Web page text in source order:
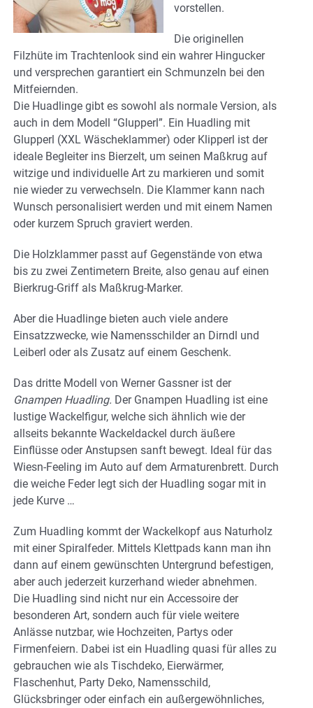
vorstellen.
Die originellen
Filzhüte im Trachtenlook sind ein wahrer Hingucker
und versprechen garantiert ein Schmunzeln bei den
Mitfeiernden.
Die Huadlinge gibt es sowohl als normale Version, als
auch in dem Modell “Glupperl”. Ein Huadling mit
Glupperl (XXL Wäscheklammer) oder Klipperl ist der
ideale Begleiter ins Bierzelt, um seinen Maßkrug auf
witzige und individuelle Art zu markieren und somit
nie wieder zu verwechseln. Die Klammer kann nach
Wunsch personalisiert werden und mit einem Namen
oder kurzem Spruch graviert werden.
Die Holzklammer passt auf Gegenstände von etwa
bis zu zwei Zentimetern Breite, also genau auf einen
Bierkrug-Griff als Maßkrug-Marker.
Aber die Huadlinge bieten auch viele andere
Einsatzzwecke, wie Namensschilder an Dirndl und
Leiberl oder als Zusatz auf einem Geschenk.
Das dritte Modell von Werner Gassner ist der
Gnampen Huadling. Der Gnampen Huadling ist eine
lustige Wackelfigur, welche sich ähnlich wie der
allseits bekannte Wackeldackel durch äußere
Einflüsse oder Anstupsen sanft bewegt. Ideal für das
Wiesn-Feeling im Auto auf dem Armaturenbrett. Durch
die weiche Feder legt sich der Huadling sogar mit in
jede Kurve …
Zum Huadling kommt der Wackelkopf aus Naturholz
mit einer Spiralfeder. Mittels Klettpads kann man ihn
dann auf einem gewünschten Untergrund befestigen,
aber auch jederzeit kurzerhand wieder abnehmen.
Die Huadling sind nicht nur ein Accessoire der
besonderen Art, sondern auch für viele weitere
Anlässe nutzbar, wie Hochzeiten, Partys oder
Firmenfeiern. Dabei ist ein Huadling quasi für alles zu
gebrauchen wie als Tischdeko, Eierwärmer,
Flaschenhut, Party Deko, Namensschild,
Glücksbringer oder einfach ein außergewöhnliches,